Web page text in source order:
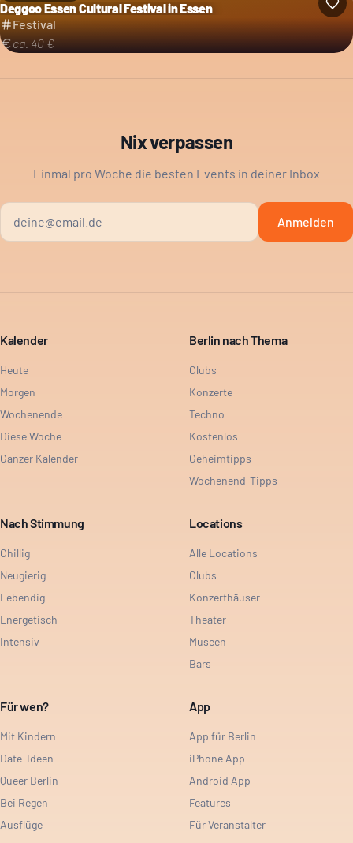
Deggoo Essen Cultural Festival in Essen
Festival
ca. 40 €
Kategorie: Festival
Nix verpassen
Einmal pro Woche die besten Events in deiner Inbox
Anmelden
Kalender
Heute
Morgen
Wochenende
Diese Woche
Ganzer Kalender
Berlin nach Thema
Clubs
Konzerte
Techno
Kostenlos
Geheimtipps
Wochenend-Tipps
Nach Stimmung
Chillig
Neugierig
Lebendig
Energetisch
Intensiv
Locations
Alle Locations
Clubs
Konzerthäuser
Theater
Museen
Bars
Für wen?
Mit Kindern
Date-Ideen
Queer Berlin
Bei Regen
Ausflüge
App
App für Berlin
iPhone App
Android App
Features
Für Veranstalter